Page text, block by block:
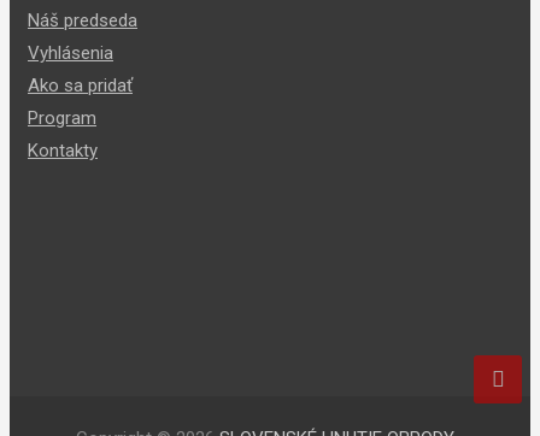
Náš predseda
Vyhlásenia
Ako sa pridať
Program
Kontakty